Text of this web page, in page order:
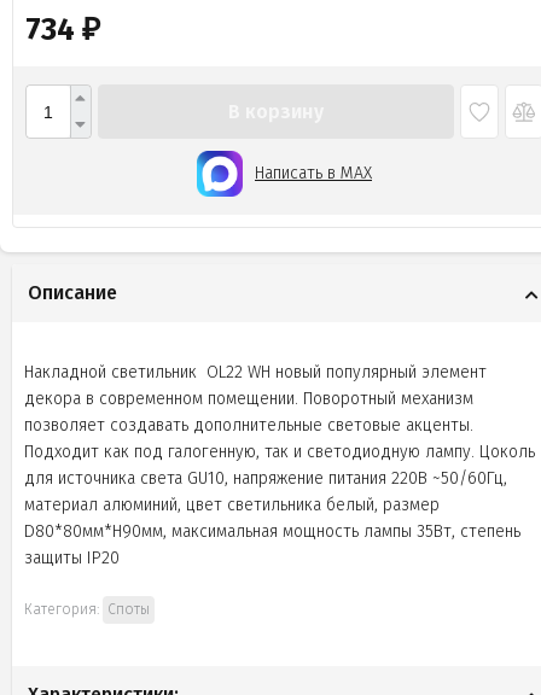
734 ₽
Написать в MAX
Описание
Накладной светильник OL22 WH новый популярный элемент
декора в современном помещении. Поворотный механизм
позволяет создавать дополнительные световые акценты.
Подходит как под галогенную, так и светодиодную лампу. Цоколь
для источника света GU10, напряжение питания 220В ~50/60Гц,
материал алюминий, цвет светильника белый, размер
D80*80мм*H90мм, максимальная мощность лампы 35Вт, степень
защиты IP20
Категория: Споты